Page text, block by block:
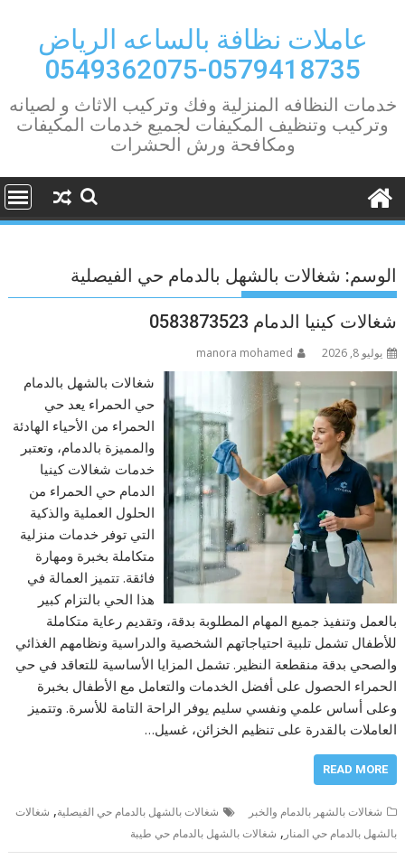
contentعاملات نظافة بالساعه الرياض
0579418735-0549362075
خدمات النظافه المنزلية وفك وتركيب الاثاث و لصيانه
وتركيب وتنظيف المكيفات لجميع خدمات المكيفات
ومكافحة ورش الحشرات
الوسم: شغالات بالشهل بالدمام حي الفيصلية
شغالات كينيا الدمام 0583873523
يوليو 8, 2026 manora mohamed
شغالات بالشهل بالدمام
حي الحمراء يعد حي
الحمراء من الأحياء الهادئة
والمميزة بالدمام، وتعتبر
خدمات شغالات كينيا
الدمام حي الحمراء من
الحلول العملية والذكية
التي توفر خدمات منزلية
متكاملة بخبرة ومهارة
فائقة. تتميز العمالة في
هذا الحي بالتزام كبير
بالعمل وتنفيذ جميع المهام المطلوبة بدقة، وتقديم رعاية متكاملة
للأطفال تشمل تلبية احتياجاتهم الشخصية والدراسية ونظامهم الغذائي
والصحي بدقة منقطعة النظير. تشمل المزايا الأساسية للتعاقد في حي
الحمراء الحصول على أفضل الخدمات والتعامل مع الأطفال بخبرة
وعلى أساس علمي ونفسي سليم يوفر الراحة التامة للأسرة. وتتميز
العاملات بالقدرة على تنظيم الخزائن، غسيل…
READ MORE
شغالات بالشهر بالدمام والخبر شغالات بالشهل بالدمام حي الفيصلية, شغالات
بالشهل بالدمام حي المنار , شغالات بالشهل بالدمام حي طيبة